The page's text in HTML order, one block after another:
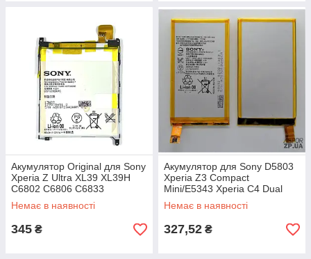
Акумулятор Original для Sony
Xperia Z Ultra XL39 XL39H
C6802 C6806 C6833
(LIS1520ERPC)
Немає в наявності
345 ₴
Акумулятор для Sony D5803
Xperia Z3 Compact
Mini/E5343 Xperia C4 Dual
(LIS1561ERPC)
Немає в наявності
327,52 ₴